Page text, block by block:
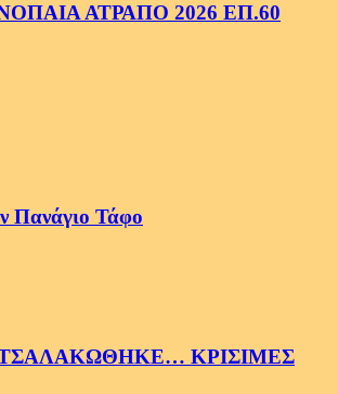
ΑΤΡΑΠΟ 2026 ΕΠ.60
Πανάγιο Τάφο
ΚΡΙΣΙΜΕΣ